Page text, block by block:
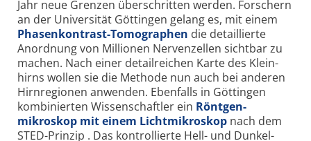
Jahr neue Grenzen überschritten werden. Forschern
an der Universität Göttingen gelang es, mit einem
Phasen­kontrast-Tomo­graphen die detaillierte
Anordnung von Millionen Nerven­zellen sicht­bar zu
machen. Nach einer detail­reichen Karte des Klein­
hirns wollen sie die Methode nun auch bei anderen
Hirn­regionen anwenden. Ebenfalls in Göttingen
kombinierten Wissenschaftler ein Röntgen­
mikroskop mit einem Licht­mikroskop nach dem
STED-Prinzip . Das kontrollierte Hell- und Dunkel­